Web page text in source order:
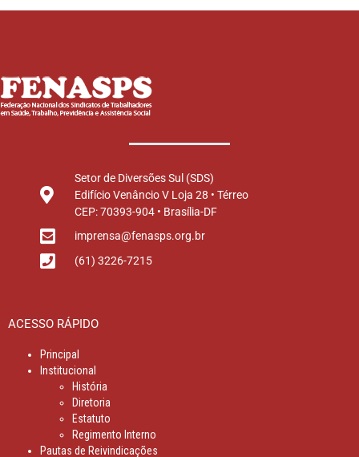
Setor de Diversões Sul (SDS)
Edifício Venâncio V Loja 28 • Térreo
CEP: 70393-904 • Brasília-DF
imprensa@fenasps.org.br
(61) 3226-7215
ACESSO RÁPIDO
Principal
Institucional
História
Diretoria
Estatuto
Regimento Interno
Pautas de Reivindicações